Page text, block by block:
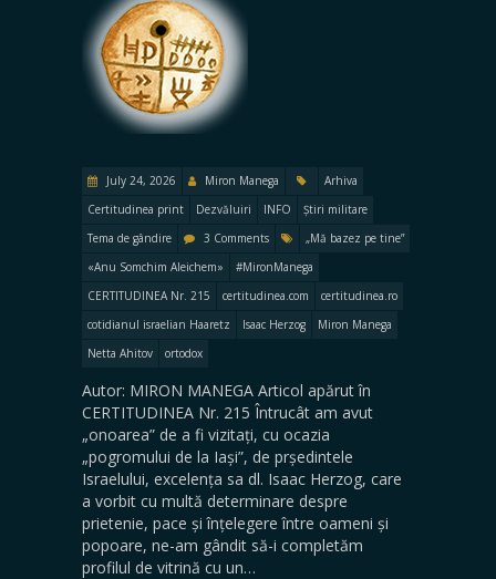
July 24, 2026 Miron Manega
Arhiva
Certitudinea print
Dezvăluiri INFO
Știri militare
Tema de gândire
3 Comments
„Mă bazez pe tine”
«Anu Somchim Aleichem»
#MironManega
CERTITUDINEA Nr. 215
certitudinea.com
certitudinea.ro
cotidianul israelian Haaretz
Isaac Herzog
Miron Manega
Netta Ahitov
ortodox
Autor: MIRON MANEGA Articol apărut în
CERTITUDINEA Nr. 215 Întrucât am avut
„onoarea” de a fi vizitați, cu ocazia
„pogromului de la Iași”, de prședintele
Israelului, excelența sa dl. Isaac Herzog, care
a vorbit cu multă determinare despre
prietenie, pace și înțelegere între oameni și
popoare, ne-am gândit să-i completăm
profilul de vitrină cu un…